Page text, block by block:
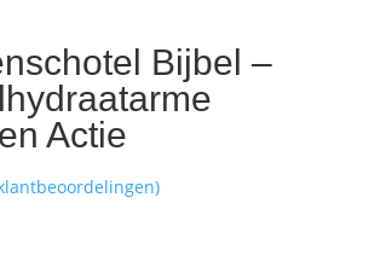
Bijbel –
Actie